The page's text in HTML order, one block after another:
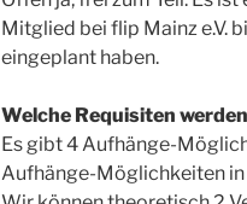
Mitglied bei flip Mainz e.V.
eingeplant haben.
Welche Requisiten
Es gibt 4 Aufhänge-
Aufhänge-Möglichkeiten in